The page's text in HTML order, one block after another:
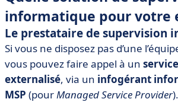
informatique pour votre
Le prestataire de supervision
Si vous ne disposez pas d’une
vous pouvez faire appel à un
externalisé, via un infogérant
MSP (pourManaged Service Provider